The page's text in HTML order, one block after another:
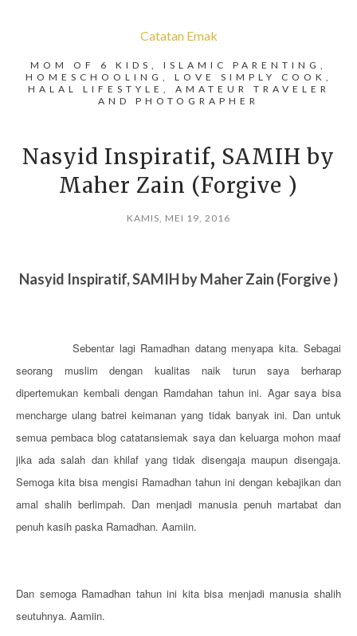
Catatan Emak
MOM OF 6 KIDS, ISLAMIC PARENTING,
HOMESCHOOLING, LOVE SIMPLY COOK,
HALAL LIFESTYLE, AMATEUR TRAVELER
AND PHOTOGRAPHER
Nasyid Inspiratif, SAMIH by
Maher Zain (Forgive )
KAMIS, MEI 19, 2016
Nasyid Inspiratif, SAMIH by Maher Zain (Forgive )
Sebentar lagi Ramadhan datang menyapa kita. Sebagai
seorang muslim dengan kualitas naik turun saya berharap
dipertemukan kembali dengan Ramdahan tahun ini. Agar saya bisa
mencharge ulang batrei keimanan yang tidak banyak ini. Dan untuk
semua pembaca blog catatansiemak saya dan keluarga mohon maaf
jika ada salah dan khilaf yang tidak disengaja maupun disengaja.
Semoga kita bisa mengisi Ramadhan tahun ini dengan kebajikan dan
amal shalih berlimpah. Dan menjadi manusia penuh martabat dan
penuh kasih paska Ramadhan. Aamiin.
Dan semoga Ramadhan tahun ini kita bisa menjadi manusia shalih
seutuhnya. Aamiin.